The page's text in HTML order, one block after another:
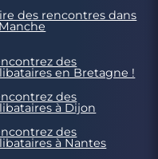
des rencontres dans
des
en Bretagne !
des
à Dijon
des
à Nantes